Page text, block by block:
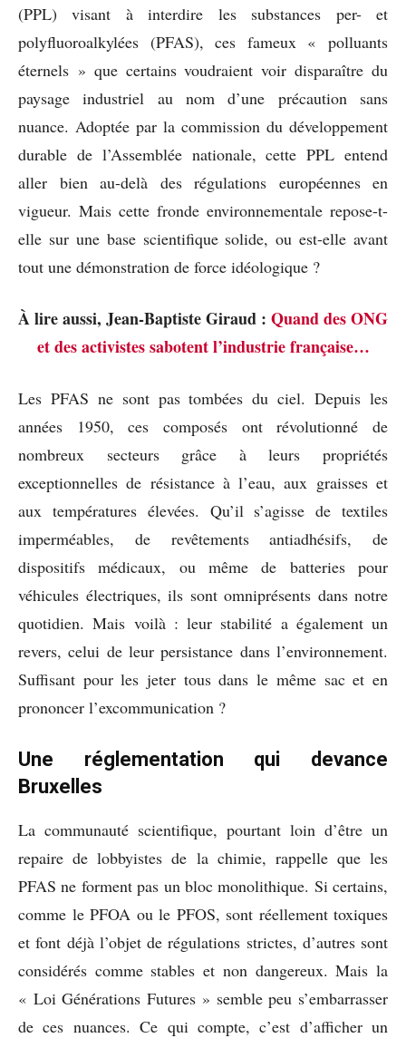
(PPL) visant à interdire les substances per- et
polyfluoroalkylées (PFAS), ces fameux « polluants
éternels » que certains voudraient voir disparaître du
paysage industriel au nom d’une précaution sans
nuance. Adoptée par la commission du développement
durable de l’Assemblée nationale, cette PPL entend
aller bien au-delà des régulations européennes en
vigueur. Mais cette fronde environnementale repose-t-
elle sur une base scientifique solide, ou est-elle avant
tout une démonstration de force idéologique ?
À lire aussi, Jean-Baptiste Giraud : Quand des ONG
et des activistes sabotent l’industrie française…
Les PFAS ne sont pas tombées du ciel. Depuis les
années 1950, ces composés ont révolutionné de
nombreux secteurs grâce à leurs propriétés
exceptionnelles de résistance à l’eau, aux graisses et
aux températures élevées. Qu’il s’agisse de textiles
imperméables, de revêtements antiadhésifs, de
dispositifs médicaux, ou même de batteries pour
véhicules électriques, ils sont omniprésents dans notre
quotidien. Mais voilà : leur stabilité a également un
revers, celui de leur persistance dans l’environnement.
Suffisant pour les jeter tous dans le même sac et en
prononcer l’excommunication ?
Une réglementation qui devance
Bruxelles
La communauté scientifique, pourtant loin d’être un
repaire de lobbyistes de la chimie, rappelle que les
PFAS ne forment pas un bloc monolithique. Si certains,
comme le PFOA ou le PFOS, sont réellement toxiques
et font déjà l’objet de régulations strictes, d’autres sont
considérés comme stables et non dangereux. Mais la
« Loi Générations Futures » semble peu s’embarrasser
de ces nuances. Ce qui compte, c’est d’afficher un